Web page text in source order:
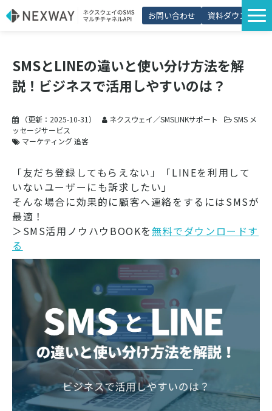
お問い合わせ 資料ダウンロード
選ばれる理由
プラン・価格
導入事例
パートナー制度
SMSとLINEの違いと使い分け方法を解
説！ビジネスで活用しやすいのは？
（更新： 2025-10-31 ） ネクスウェイ／SMSLINKサポート
SMS メ
ッセージサービス
マーケティング 追客
「友だち登録してもらえない」「LINEを利用して
いないユーザーにも訴求したい」
そんな場合に効果的に顧客へ連絡をするにはSMSが
最適！
＞SMS活用ノウハウBOOKを無料でダウンロードす
る